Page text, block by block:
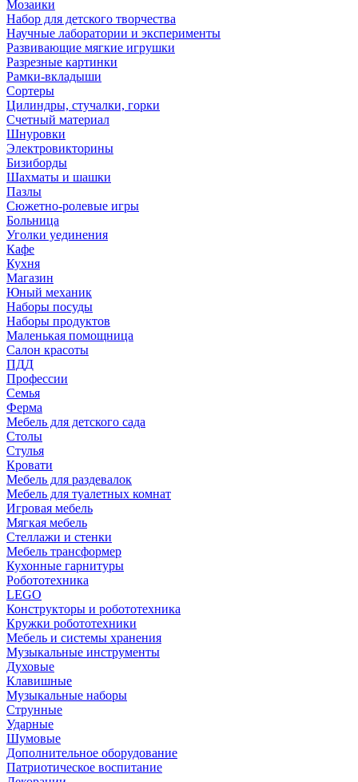
Мозаики
Набор для детского творчества
Научные лаборатории и эксперименты
Развивающие мягкие игрушки
Разрезные картинки
Рамки-вкладыши
Сортеры
Цилиндры, стучалки, горки
Счетный материал
Шнуровки
Электровикторины
Бизиборды
Шахматы и шашки
Пазлы
Сюжетно-ролевые игры
Больница
Уголки уединения
Кафе
Кухня
Магазин
Юный механик
Наборы посуды
Наборы продуктов
Маленькая помощница
Салон красоты
ПДД
Профессии
Семья
Ферма
Мебель для детского сада
Столы
Cтулья
Кровати
Мебель для раздевалок
Мебель для туалетных комнат
Игровая мебель
Мягкая мебель
Стеллажи и стенки
Мебель трансформер
Кухонные гарнитуры
Робототехника
LEGO
Конструкторы и робототехника
Кружки робототехники
Мебель и системы хранения
Музыкальные инструменты
Духовые
Клавишные
Музыкальные наборы
Струнные
Ударные
Шумовые
Дополнительное оборудование
Патриотическое воспитание